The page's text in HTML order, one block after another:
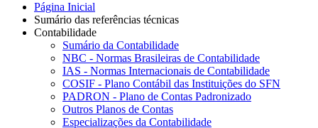
Página Inicial
Sumário das referências técnicas
Contabilidade
Sumário da Contabilidade
NBC - Normas Brasileiras de Contabilidade
IAS - Normas Internacionais de Contabilidade
COSIF - Plano Contábil das Instituições do SFN
PADRON - Plano de Contas Padronizado
Outros Planos de Contas
Especializações da Contabilidade